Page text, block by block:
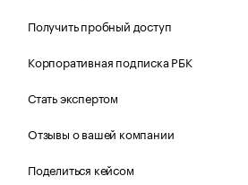
Получить пробный доступ
Корпоративная подписка РБК
Стать экспертом
Отзывы о вашей компании
Поделиться кейсом